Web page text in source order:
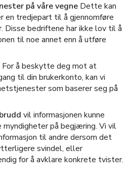
på våre vegne Dette kan
en tredjepart til å gjennomføre
Disse bedriftene har ikke lov til å
til noe annet enn å utføre
For å beskytte deg mot at
til din brukerkonto, kan vi
som baserer seg på
vil informasjonen kunne
på begjæring. Vi vil
til andre dersom det
svindel, eller
for å avklare konkrete tvister.